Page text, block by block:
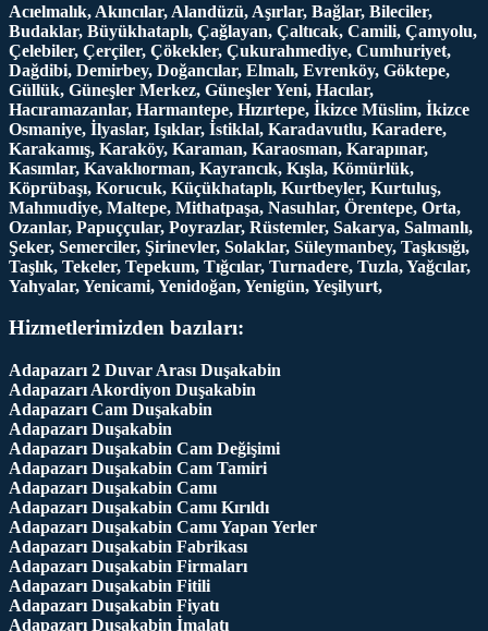
Acıelmalık, Akıncılar, Alandüzü, Aşırlar, Bağlar, Bileciler,
Budaklar, Büyükhataplı, Çağlayan, Çaltıcak, Camili, Çamyolu,
Çelebiler, Çerçiler, Çökekler, Çukurahmediye, Cumhuriyet,
Dağdibi, Demirbey, Doğancılar, Elmalı, Evrenköy, Göktepe,
Güllük, Güneşler Merkez, Güneşler Yeni, Hacılar,
Hacıramazanlar, Harmantepe, Hızırtepe, İkizce Müslim, İkizce
Osmaniye, İlyaslar, Işıklar, İstiklal, Karadavutlu, Karadere,
Karakamış, Karaköy, Karaman, Karaosman, Karapınar,
Kasımlar, Kavaklıorman, Kayrancık, Kışla, Kömürlük,
Köprübaşı, Korucuk, Küçükhataplı, Kurtbeyler, Kurtuluş,
Mahmudiye, Maltepe, Mithatpaşa, Nasuhlar, Örentepe, Orta,
Ozanlar, Papuççular, Poyrazlar, Rüstemler, Sakarya, Salmanlı,
Şeker, Semerciler, Şirinevler, Solaklar, Süleymanbey, Taşkısığı,
Taşlık, Tekeler, Tepekum, Tığcılar, Turnadere, Tuzla, Yağcılar,
Yahyalar, Yenicami, Yenidoğan, Yenigün, Yeşilyurt,
Hizmetlerimizden bazıları:
Adapazarı 2 Duvar Arası Duşakabin
Adapazarı Akordiyon Duşakabin
Adapazarı Cam Duşakabin
Adapazarı Duşakabin
Adapazarı Duşakabin Cam Değişimi
Adapazarı Duşakabin Cam Tamiri
Adapazarı Duşakabin Camı
Adapazarı Duşakabin Camı Kırıldı
Adapazarı Duşakabin Camı Yapan Yerler
Adapazarı Duşakabin Fabrikası
Adapazarı Duşakabin Firmaları
Adapazarı Duşakabin Fitili
Adapazarı Duşakabin Fiyatı
Adapazarı Duşakabin İmalatı